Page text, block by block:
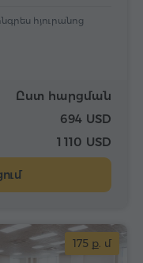
հյուրանոց
Ըստ հարցման
694 USD
1 110 USD
175 ք. մ